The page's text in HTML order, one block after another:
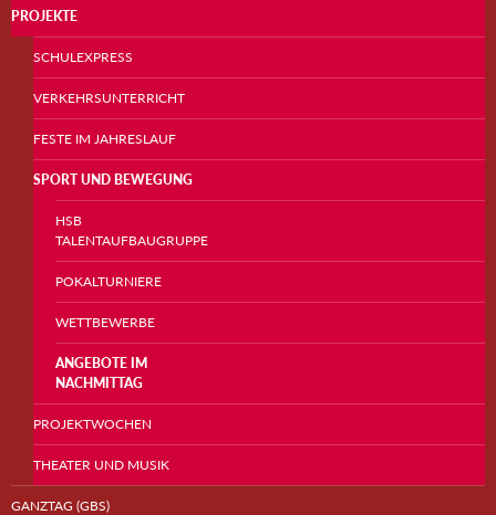
PROJEKTE
SCHULEXPRESS
VERKEHRSUNTERRICHT
FESTE IM JAHRESLAUF
SPORT UND BEWEGUNG
HSB
TALENTAUFBAUGRUPPE
POKALTURNIERE
WETTBEWERBE
ANGEBOTE IM
NACHMITTAG
PROJEKTWOCHEN
THEATER UND MUSIK
GANZTAG (GBS)